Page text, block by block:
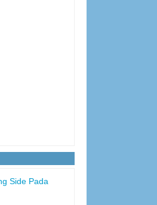
Side Pada